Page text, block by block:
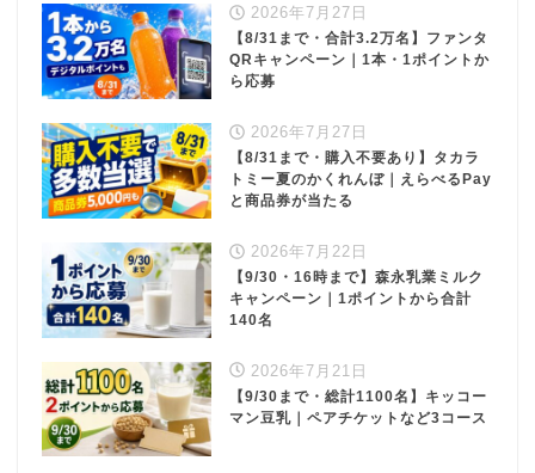
2026年7月27日
【8/31まで・合計3.2万名】ファンタ
QRキャンペーン｜1本・1ポイントか
ら応募
2026年7月27日
【8/31まで・購入不要あり】タカラ
トミー夏のかくれんぼ｜えらべるPay
と商品券が当たる
2026年7月22日
【9/30・16時まで】森永乳業ミルク
キャンペーン｜1ポイントから合計
140名
2026年7月21日
【9/30まで・総計1100名】キッコー
マン豆乳｜ペアチケットなど3コース